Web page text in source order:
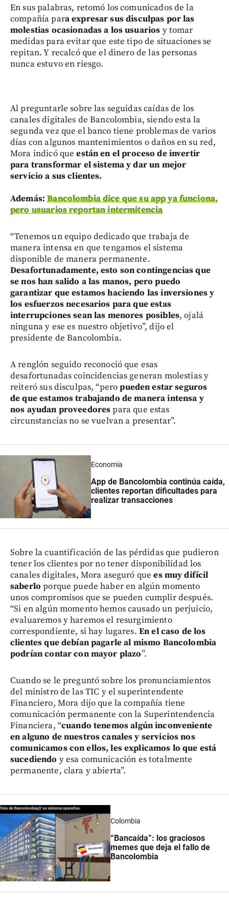
En sus palabras, retomó los comunicados de la
compañía para expresar sus disculpas por las
molestias ocasionadas a los usuarios y tomar
medidas para evitar que este tipo de situaciones se
repitan. Y recalcó que el dinero de las personas
nunca estuvo en riesgo.
Al preguntarle sobre las seguidas caídas de los
canales digitales de Bancolombia, siendo esta la
segunda vez que el banco tiene problemas de varios
días con algunos mantenimientos o daños en su red,
Mora indicó queestán en el proceso de invertir
para transformar el sistema y dar un mejor
servicio a sus clientes.
Además:Bancolombia dice que su app ya funciona,
pero usuarios reportan intermitencia
“Tenemos un equipo dedicado que trabaja de
manera intensa en que tengamos el sistema
disponible de manera permanente.
Desafortunadamente, esto son contingencias que
se nos han salido a las manos, pero puedo
garantizar que estamos haciendo las inversiones y
los esfuerzos necesarios para que estas
interrupciones sean las menores posibles, ojalá
ninguna y ese es nuestro objetivo”, dijo el
presidente de Bancolombia.
A renglón seguido reconoció que esas
desafortunadas coincidencias generan molestias y
reiteró sus disculpas, “peropueden estar seguros
de que estamos trabajando de manera intensa y
nos ayudan proveedorespara que estas
circunstancias no se vuelvan a presentar”.
Economía
App de Bancolombia continúa caída,
clientes reportan dificultades para
realizar transacciones
Sobre la cuantificación de las pérdidas que pudieron
tener los clientes por no tener disponibilidad los
canales digitales, Mora aseguró quees muy difícil
saberlo porque puede haber en algún momento
unos compromisos que se pueden cumplir después.
“Si en algún momento hemos causado un perjuicio,
evaluaremos y haremos el resurgimiento
correspondiente, si hay lugares. En el caso de los
clientes que debían pagarle al mismo Bancolombia
podrían contar con mayor plazo”.
Cuando se le preguntó sobre los pronunciamientos
del ministro de las TIC y el superintendente
Financiero, Mora dijo que la compañía tiene
comunicación permanente con la Superintendencia
Financiera, “cuando tenemos algún inconveniente
en alguno de nuestros canales y servicios nos
comunicamos con ellos, les explicamos lo que está
sucediendo y esa comunicación es totalmente
permanente, clara y abierta”.
Colombia
“Bancaída”: los graciosos
memes que deja el fallo de
Bancolombia